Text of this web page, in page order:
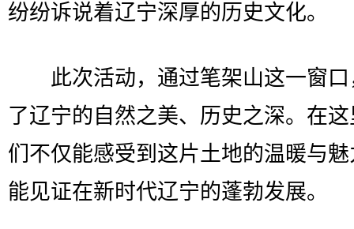
纷纷诉说着辽宁深厚的历史文化。
此次活动，通过笔架山这一窗口
了辽宁的自然之美、历史之深。在
们不仅能感受到这片土地的温暖与
能见证在新时代辽宁的蓬勃发展。